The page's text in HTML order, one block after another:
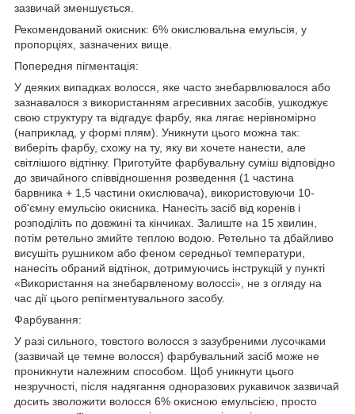
зазвичай зменшується.
Рекомендований окисник: 6% окислювальна емульсія, у
пропорціях, зазначених вище.
Попередня пігментація:
У деяких випадках волосся, яке часто знебарвлювалося або
зазнавалося з використанням агресивних засобів, ушкоджує
свою структуру та відгадує фарбу, яка лягає нерівномірно
(наприклад, у формі плям). Уникнути цього можна так:
виберіть фарбу, схожу на ту, яку ви хочете нанести, але
світлішого відтінку. Приготуйте фарбувальну суміш відповідно
до звичайного співвідношення розведення (1 частина
барвника + 1,5 частини окислювача), використовуючи 10-
об'ємну емульсію окисника. Нанесіть засіб від коренів і
розподіліть по довжині та кінчиках. Залиште на 15 хвилин,
потім ретельно змийте теплою водою. Ретельно та дбайливо
висушіть рушником або феном середньої температури,
нанесіть обраний відтінок, дотримуючись інструкцій у пункті
«Використання на знебарвленому волоссі», не з огляду на
час дії цього репігментувального засобу.
Фарбування:
У разі сильного, товстого волосся з зазубреними лусочками
(зазвичай це темне волосся) фарбувальний засіб може не
проникнути належним способом. Щоб уникнути цього
незручності, після надягання одноразових рукавичок зазвичай
досить зволожити волосся 6% окисною емульсією, просто